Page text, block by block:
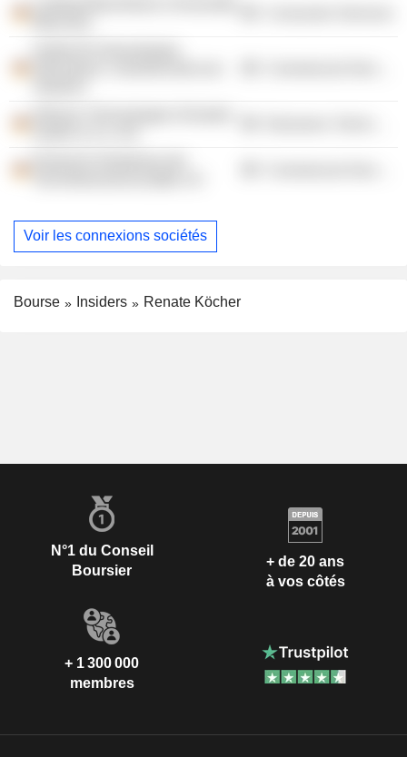
Voir les connexions sociétés
Bourse Insiders Renate Köcher
N°1 du Conseil
Boursier
+ de 20 ans
à vos côtés
+ 1 300 000
membres